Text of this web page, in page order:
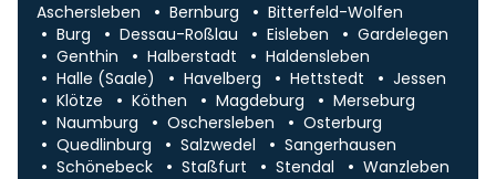
Aschersleben Bernburg
Bitterfeld-Wolfen
Burg
Dessau-Roßlau Eisleben
Gardelegen
Genthin
Halberstadt
Haldensleben
Halle (Saale)
Havelberg Hettstedt
Jessen
Klötze
Köthen Magdeburg
Merseburg
Naumburg
Oschersleben
Osterburg
Quedlinburg
Salzwedel
Sangerhausen
Schönebeck
Staßfurt Stendal
Wanzleben